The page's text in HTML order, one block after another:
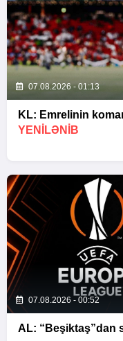
07.08.2026 - 01:13
KL: Emrelinin
YENİLƏNİB
07.08.2026 - 00:52
AL: “Beşiktaş”dan